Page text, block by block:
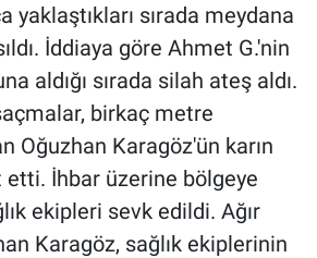
yaklaştıkları sırada meydana
İddiaya göre Ahmet G.'nin
aldığı sırada silah ateş aldı.
birkaç metre
Oğuzhan Karagöz'ün karın
İhbar üzerine bölgeye
ekipleri sevk edildi. Ağır
Karagöz, sağlık ekiplerinin